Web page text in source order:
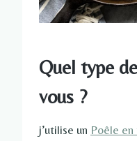
Quel type
vous ?
j’utilise un Poêle